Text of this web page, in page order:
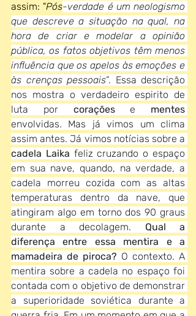
assim: "Pós-verdade é um neologismo
que descreve a situação na qual, na
hora de criar e modelar a opinião
pública, os fatos objetivos têm menos
influência que os apelos às emoções e
às crenças pessoais”. Essa descrição
nos mostra o verdadeiro espirito de
luta por corações e mentes
envolvidas. Mas já vimos um clima
cadela Laika feliz cruzando o espaço
em sua nave, quando, na verdade, a
cadela morreu cozida com as altas
temperaturas dentro da nave, que
atingiram algo em torno dos 90 graus
durante a decolagem. Qual a
diferença entre essa mentira e a
mamadeira de piroca? O contexto. A
mentira sobre a cadela no espaço foi
contada com o objetivo de demonstrar
a superioridade soviética durante a